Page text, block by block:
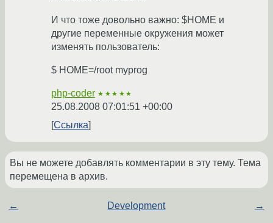
И что тоже довольно важно: $HOME и
другие переменные окружения может
изменять пользователь:
$ HOME=/root myprog
php-coder ★★★★★
25.08.2008 07:01:51 +00:00
Ссылка
Вы не можете добавлять комментарии в эту тему. Тема
перемещена в архив.
← Development →